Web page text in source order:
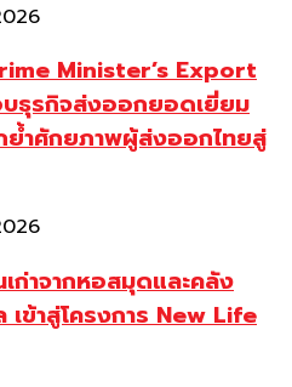
Minister’s Export
ธุรกิจส่งออกยอดเยี่ยม
ำศักยภาพผู้ส่งออกไทยสู่
ก่าจากหอสมุดและคลัง
ข้าสู่โครงการ New Life